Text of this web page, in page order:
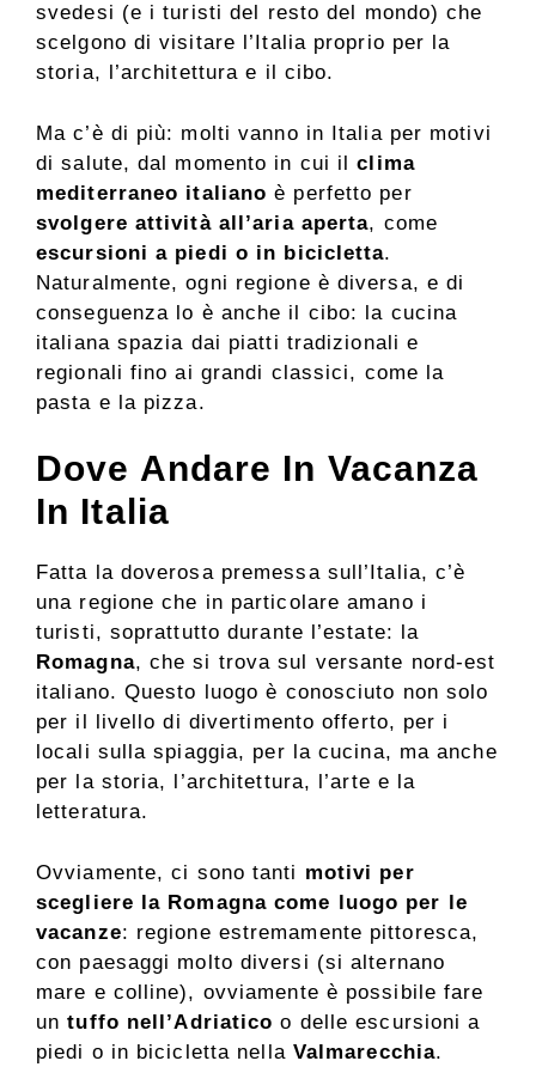
svedesi (e i turisti del resto del mondo) che
scelgono di visitare l’Italia proprio per la
storia, l’architettura e il cibo.
Ma c’è di più: molti vanno in Italia per motivi
di salute, dal momento in cui ilclima
mediterraneo italiano è perfetto per
svolgere attività all’aria aperta, come
escursioni a piedi o in bicicletta.
Naturalmente, ogni regione è diversa, e di
conseguenza lo è anche il cibo: la cucina
italiana spazia dai piatti tradizionali e
regionali fino ai grandi classici, come la
pasta e la pizza.
Dove Andare In Vacanza
In Italia
Fatta la doverosa premessa sull’Italia, c’è
una regione che in particolare amano i
turisti, soprattutto durante l’estate: la
Romagna, che si trova sul versante nord-est
italiano. Questo luogo è conosciuto non solo
per il livello di divertimento offerto, per i
locali sulla spiaggia, per la cucina, ma anche
per la storia, l’architettura, l’arte e la
letteratura.
Ovviamente, ci sono tanti motivi per
scegliere la Romagna come luogo per le
vacanze: regione estremamente pittoresca,
con paesaggi molto diversi (si alternano
mare e colline), ovviamente è possibile fare
untuffo nell’Adriatico o delle escursioni a
piedi o in bicicletta nella Valmarecchia.